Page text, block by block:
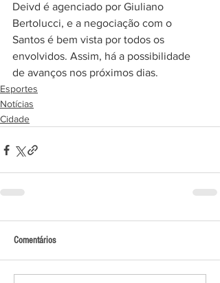
Deivd é agenciado por Giuliano
Bertolucci, e a negociação com o
Santos é bem vista por todos os
envolvidos. Assim, há a possibilidade
de avanços nos próximos dias.
Esportes
Notícias
Cidade
Comentários